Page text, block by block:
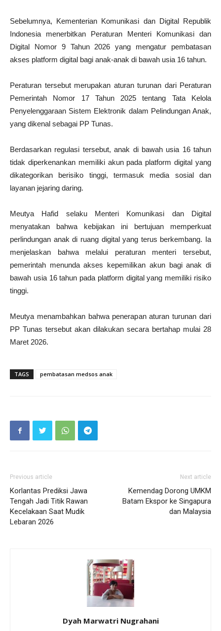
Sebelumnya, Kementerian Komunikasi dan Digital Republik
Indonesia menerbitkan Peraturan Menteri Komunikasi dan
Digital Nomor 9 Tahun 2026 yang mengatur pembatasan
akses platform digital bagi anak-anak di bawah usia 16 tahun.
Peraturan tersebut merupakan aturan turunan dari Peraturan
Pemerintah Nomor 17 Tahun 2025 tentang Tata Kelola
Penyelenggaraan Sistem Elektronik dalam Pelindungan Anak,
yang dikenal sebagai PP Tunas.
Berdasarkan regulasi tersebut, anak di bawah usia 16 tahun
tidak diperkenankan memiliki akun pada platform digital yang
dikategorikan berisiko tinggi, termasuk media sosial dan
layanan jejaring daring.
Meutya Hafid selaku Menteri Komunikasi dan Digital
menyatakan bahwa kebijakan ini bertujuan memperkuat
perlindungan anak di ruang digital yang terus berkembang. Ia
menjelaskan bahwa melalui peraturan menteri tersebut,
pemerintah menunda akses kepemilikan akun bagi anak di
bawah usia 16 tahun pada platform digital yang memiliki risiko
tinggi.
Meutya menambahkan bahwa penerapan aturan turunan dari
PP Tunas tersebut akan dilakukan secara bertahap mulai 28
Maret 2026.
TAGS pembatasan medsos anak
Previous article
Korlantas Prediksi Jawa
Tengah Jadi Titik Rawan
Kecelakaan Saat Mudik
Lebaran 2026
Next article
Kemendag Dorong UMKM
Batam Ekspor ke Singapura
dan Malaysia
Dyah Marwatri Nugrahani